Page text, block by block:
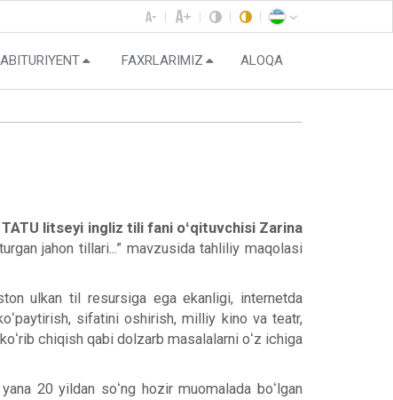
ABITURIYENT FAXRLARIMIZ ALOQA
litseyi ingliz tili fani oʻqituvchisi Zarina
jahon tillari...” mavzusida tahliliy maqolasi
ulkan til resursiga ega ekanligi, internetda
sifatini oshirish, milliy kino va teatr,
chiqish qabi dolzarb masalalarni oʻz ichiga
20 yildan soʻng hozir muomalada boʻlgan